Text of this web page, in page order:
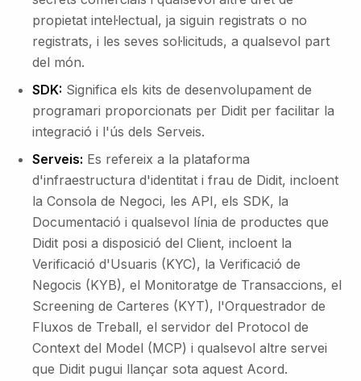
propietat intel·lectual, ja siguin registrats o no
registrats, i les seves sol·licituds, a qualsevol part
del món.
SDK: Significa els kits de desenvolupament de
programari proporcionats per Didit per facilitar la
integració i l'ús dels Serveis.
Serveis: Es refereix a la plataforma
d'infraestructura d'identitat i frau de Didit, incloent
la Consola de Negoci, les API, els SDK, la
Documentació i qualsevol línia de productes que
Didit posi a disposició del Client, incloent la
Verificació d'Usuaris (KYC), la Verificació de
Negocis (KYB), el Monitoratge de Transaccions, el
Screening de Carteres (KYT), l'Orquestrador de
Fluxos de Treball, el servidor del Protocol de
Context del Model (MCP) i qualsevol altre servei
que Didit pugui llançar sota aquest Acord.